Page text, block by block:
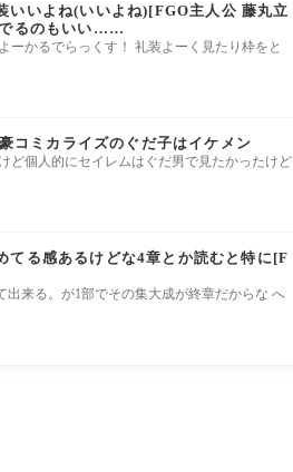
いいよね(いいよね)[FGO主人公 藤丸立
でるのもいい……
ーかるでらっくす！ 礼装よーく見たり枠をと
コミカライズのぐだ子はイケメン
ど個人的にセイレムはぐだ男で見たかったけど
てる感あるけどな4章とか読むと特に[F
来る。が1部でその集大成が終章だからな へ